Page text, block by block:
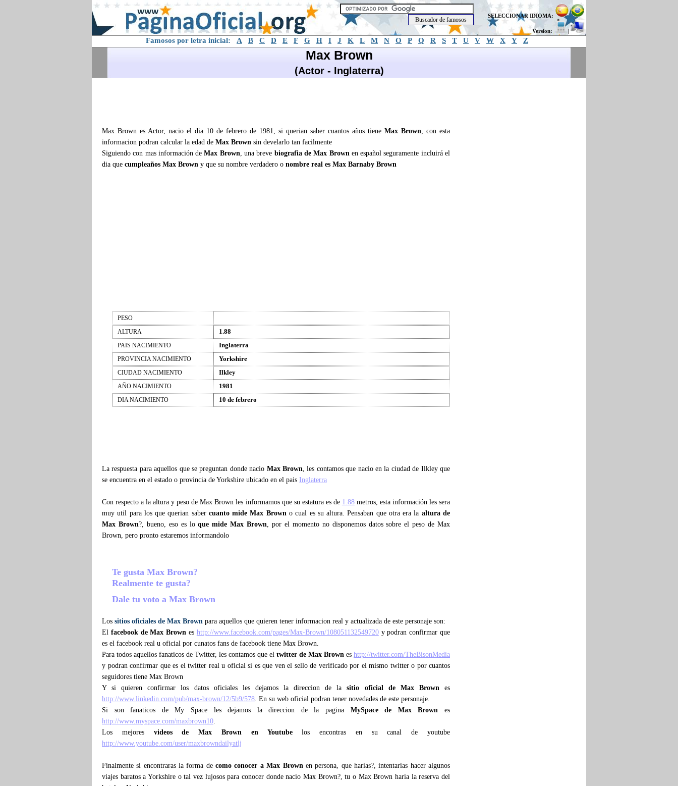
SELECCIONAR IDIOMA:
Version: |
Famosos por letra inicial: A B C D E F G H I J K L M N O P Q R S T U V W X Y Z
Max Brown
(Actor - Inglaterra)
Max Brown es Actor, nacio el dia 10 de febrero de 1981, si querian saber cuantos años tiene Max Brown, con esta
informacion podran calcular la edad de Max Brown sin develarlo tan facilmente
Siguiendo con mas información deMax Brown, una breve biografia de Max Brownen español seguramente incluirá el
dia que cumpleaños Max Brown y que su nombre verdadero o nombre real es Max Barnaby Brown
PESO
ALTURA
1.88
PAIS NACIMIENTO Inglaterra
PROVINCIA NACIMIENTO Yorkshire
CIUDAD NACIMIENTO Ilkley
AÑO NACIMIENTO 1981
DIA NACIMIENTO 10 de febrero
La respuesta para aquellos que se preguntan donde nacio Max Brown, les contamos que nacio en la ciudad de Ilkley que
se encuentra en el estado o provincia de Yorkshire ubicado en el pais Inglaterra
Con respecto a la altura y peso de Max Brown les informamos que su estatura es de 1.88metros, esta información les sera
muy util para los que querian saber cuanto mide Max Browno cual es su altura. Pensaban que otra era la altura de
Max Brown?, bueno, eso es loque mide Max Brown, por el momento no disponemos datos sobre el peso de Max
Brown, pero pronto estaremos informandolo
Te gusta Max Brown?
Realmente te gusta?
Dale tu voto a Max Brown
Los sitios oficiales de Max Brown para aquellos que quieren tener informacion real y actualizada de este personaje son:
El facebook de Max Brown es http://www.facebook.com/pages/Max-Brown/108051132549720y podran confirmar que
es el facebook real u oficial por cunatos fans de facebook tiene Max Brown.
Para todos aquellos fanaticos de Twitter, les contamos que el twitter de Max Brown es http://twitter.com/TheBisonMedia
y podran confirmar que es el twitter real u oficial si es que ven el sello de verificado por el mismo twitter o por cuantos
seguidores tiene Max Brown
Y si quieren confirmar los datos oficiales les dejamos la direccion de lasitio oficial de Max Brownes
http://www.linkedin.com/pub/max-brown/12/5b9/578. En su web oficial podran tener novedades de este personaje.
Si son fanaticos de My Space les dejamos la direccion de la pagina MySpace de Max Brown es
http://www.myspace.com/maxbrown10.
Los mejores videos de Max Brown en Youtubelos encontras en su canal de youtube
http://www.youtube.com/user/maxbrowndailyatlj
Finalmente si encontraras la forma decomo conocer a Max Brownen persona, que harias?, intentarias hacer algunos
viajes baratos a Yorkshire o tal vez lujosos para conocer donde nacio Max Brown?, tu o Max Brown haria la reserva del